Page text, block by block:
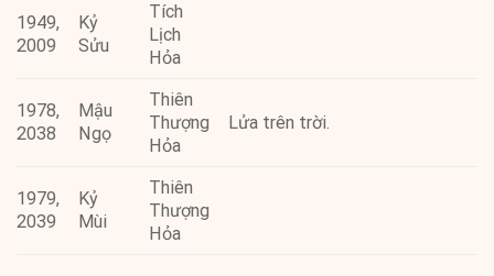
1949,
2009
Kỷ
Sửu
Tích
Lịch
Hỏa
1978,
2038
Mậu
Ngọ
Thiên
Thượng
Hỏa
Lửa trên trời.
1979,
2039
Kỷ
Mùi
Thiên
Thượng
Hỏa